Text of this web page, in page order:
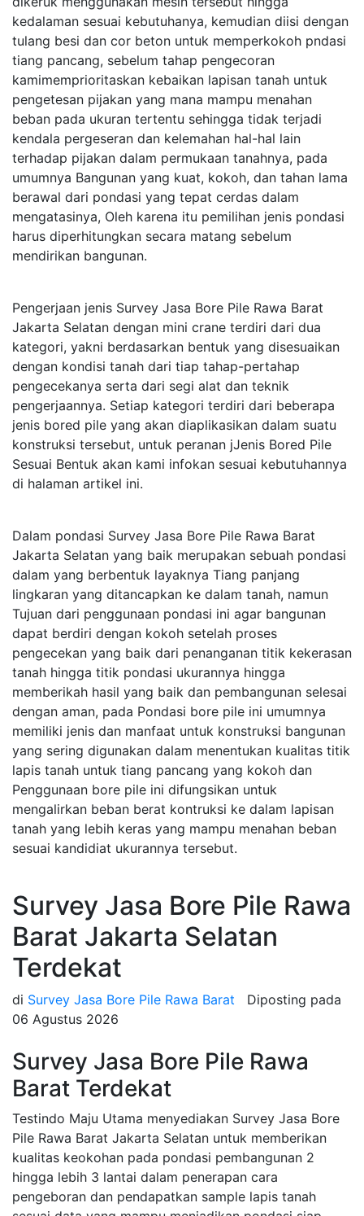
kedalaman sesuai kebutuhanya, kemudian diisi dengan
tulang besi dan cor beton untuk memperkokoh pndasi
tiang pancang, sebelum tahap pengecoran
kamimemprioritaskan kebaikan lapisan tanah untuk
pengetesan pijakan yang mana mampu menahan
beban pada ukuran tertentu sehingga tidak terjadi
kendala pergeseran dan kelemahan hal-hal lain
terhadap pijakan dalam permukaan tanahnya, pada
umumnya Bangunan yang kuat, kokoh, dan tahan lama
berawal dari pondasi yang tepat cerdas dalam
mengatasinya, Oleh karena itu pemilihan jenis pondasi
harus diperhitungkan secara matang sebelum
mendirikan bangunan.
Pengerjaan jenis Survey Jasa Bore Pile Rawa Barat
Jakarta Selatan dengan mini crane terdiri dari dua
kategori, yakni berdasarkan bentuk yang disesuaikan
dengan kondisi tanah dari tiap tahap-pertahap
pengecekanya serta dari segi alat dan teknik
pengerjaannya. Setiap kategori terdiri dari beberapa
jenis bored pile yang akan diaplikasikan dalam suatu
konstruksi tersebut, untuk peranan jJenis Bored Pile
Sesuai Bentuk akan kami infokan sesuai kebutuhannya
di halaman artikel ini.
Dalam pondasi Survey Jasa Bore Pile Rawa Barat
Jakarta Selatan yang baik merupakan sebuah pondasi
dalam yang berbentuk layaknya Tiang panjang
lingkaran yang ditancapkan ke dalam tanah, namun
Tujuan dari penggunaan pondasi ini agar bangunan
dapat berdiri dengan kokoh setelah proses
pengecekan yang baik dari penanganan titik kekerasan
tanah hingga titik pondasi ukurannya hingga
memberikah hasil yang baik dan pembangunan selesai
dengan aman, pada Pondasi bore pile ini umumnya
memiliki jenis dan manfaat untuk konstruksi bangunan
yang sering digunakan dalam menentukan kualitas titik
lapis tanah untuk tiang pancang yang kokoh dan
Penggunaan bore pile ini difungsikan untuk
mengalirkan beban berat kontruksi ke dalam lapisan
tanah yang lebih keras yang mampu menahan beban
sesuai kandidiat ukurannya tersebut.
Survey Jasa Bore Pile Rawa
Barat Jakarta Selatan
Terdekat
di Survey Jasa Bore Pile Rawa Barat
Diposting pada
06 Agustus 2026
Survey Jasa Bore Pile Rawa
Barat Terdekat
Testindo Maju Utama menyediakan Survey Jasa Bore
Pile Rawa Barat Jakarta Selatan untuk memberikan
kualitas keokohan pada pondasi pembangunan 2
hingga lebih 3 lantai dalam penerapan cara
pengeboran dan pendapatkan sample lapis tanah